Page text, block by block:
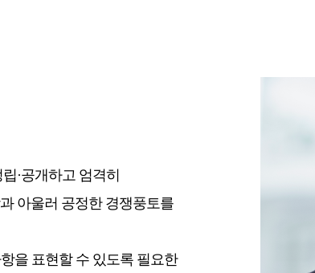
·공개하고 엄격히
아울러 공정한 경쟁풍토를
을 표현할 수 있도록 필요한